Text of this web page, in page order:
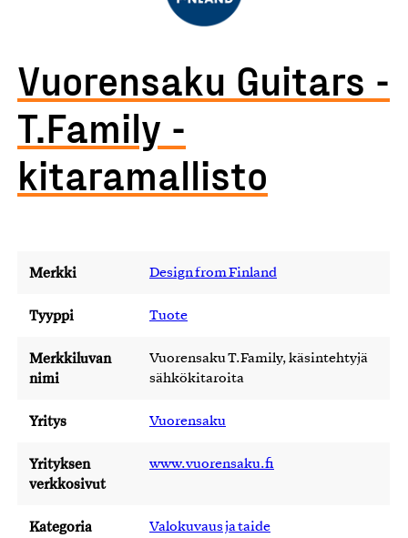
Vuorensaku Guitars -
T.Family -
kitaramallisto
Merkki Design from Finland
Tyyppi Tuote
Merkkiluvan
nimi
Vuorensaku T.Family, käsintehtyjä
sähkökitaroita
Yritys Vuorensaku
Yrityksen
verkkosivut
www.vuorensaku.fi
Kategoria Valokuvaus ja taide